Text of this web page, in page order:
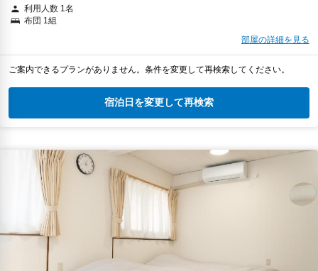
利用人数 1名
布団 1組
部屋の詳細を見る
ご案内できるプランがありません。条件を変更して再検索してください。
宿泊日を変更して再検索